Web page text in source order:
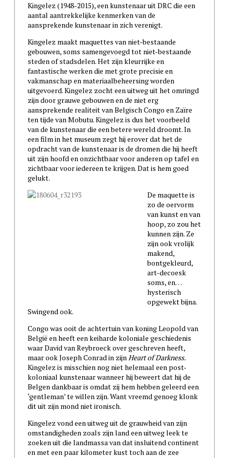
Kingelez (1948-2015), een kunstenaar uit DRC die een
aantal aantrekkelijke kenmerken van de
aansprekende kunstenaar in zich verenigt.
Kingelez maakt maquettes van niet-bestaande
gebouwen, soms samengevoegd tot niet-bestaande
steden of stadsdelen. Het zijn kleurrijke en
fantastische werken die met grote precisie en
vakmanschap en materiaalbeheersing worden
uitgevoerd. Kingelez zocht een uitweg uit het omringd
zijn door grauwe gebouwen en de niet erg
aansprekende realiteit van Belgisch Congo en Zaïre
ten tijde van Mobutu. Kingelez is dus het voorbeeld
van de kunstenaar die een betere wereld droomt. In
een film in het museum zegt hij erover dat het de
opdracht van de kunstenaar is de dromen die hij heeft
uit zijn hoofd en onzichtbaar voor anderen op tafel en
zichtbaar voor iedereen te krijgen. Dat is hem goed
gelukt.
De maquette is
zo de oervorm
van kunst en van
hoop, zo zou het
kunnen zijn. Ze
zijn ook vrolijk
makend,
bontgekleurd,
art-decoesk
soms, en…
hysterisch
opgewekt bijna.
Swingend ook.
Congo was ooit de achtertuin van koning Leopold van
België en heeft een keiharde koloniale geschiedenis
waar David van Reybroeck over geschreven heeft,
maar ook Joseph Conrad in zijn Heart of Darkness.
Kingelez is misschien nog niet helemaal een post-
koloniaal kunstenaar wanneer hij beweert dat hij de
Belgen dankbaar is omdat zij hem hebben geleerd een
‘gentleman’ te willen zijn. Want vreemd genoeg klonk
dit uit zijn mond niet ironisch.
Kingelez vond een uitweg uit de grauwheid van zijn
omstandigheden zoals zijn land een uitweg leek te
zoeken uit die landmassa van dat insluitend continent
en met een paar kilometer kust toch aan de zee